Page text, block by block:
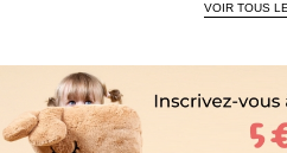
VOIR TOUS